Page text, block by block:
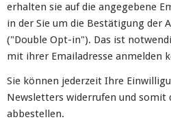
erhalten sie auf die angegebene
in der Sie um die Bestätigung der
("Double Opt-in"). Das ist
mit ihrer Emailadresse anmelden
Sie können jederzeit Ihre
Newsletters widerrufen und somit
abbestellen.